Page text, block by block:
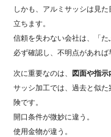
しかも、アルミサッシは見
立ちます。
信頼を失わない会社は、「た
必ず確認し、不明点があれ
次に重要なのは、 図面や指
サッシ加工では、過去と似
険です。
開口条件が微妙に違う。
使用金物が違う。